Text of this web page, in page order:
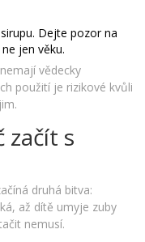
Dejte pozor na
jen věku.
vědecky
použití je rizikové kvůli
začít s
druhá bitva:
až dítě umyje zuby
nemusí.